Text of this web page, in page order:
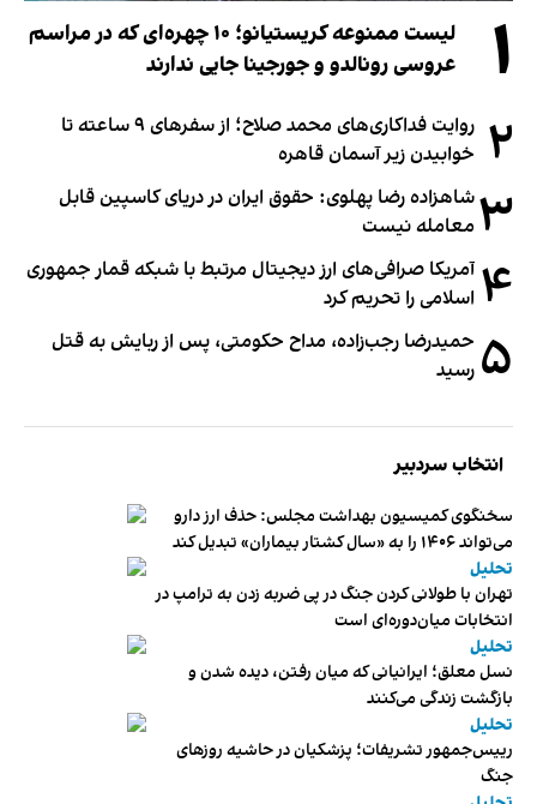
۱
لیست ممنوعه کریستیانو؛ ۱۰ چهره‌ای که در مراسم
عروسی رونالدو و جورجینا جایی ندارند
۲
روایت فداکاری‌های محمد صلاح؛ از سفرهای ۹ ساعته تا
خوابیدن زیر آسمان قاهره
۳شاهزاده رضا پهلوی: حقوق ایران در دریای کاسپین قابل
معامله نیست
۴ آمریکا صرافی‌های ارز دیجیتال مرتبط با شبکه قمار جمهوری
اسلامی را تحریم کرد
۵ حمیدرضا رجب‌زاده، مداح حکومتی، پس از ربایش به قتل
رسید
انتخاب سردبیر
سخنگوی کمیسیون بهداشت مجلس: حذف ارز دارو
می‌تواند ۱۴۰۶ را به «سال کشتار بیماران» تبدیل کند
تحلیل
تهران با طولانی کردن جنگ در پی ضربه زدن به ترامپ در
انتخابات میان‌دوره‌ای است
تحلیل
نسل معلق؛ ایرانیانی که میان رفتن، دیده شدن و
بازگشت زندگی می‌کنند
تحلیل
رییس‌جمهور تشریفات؛ پزشکیان در حاشیه روزهای
جنگ